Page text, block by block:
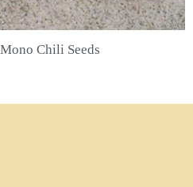
RYCHLÝ NÁHLED
Seeds